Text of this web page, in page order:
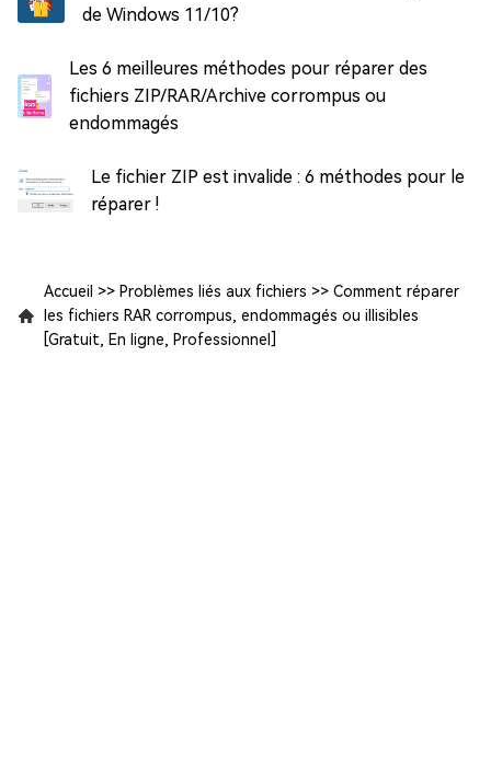
de Windows 11/10?
Les 6 meilleures méthodes pour réparer des
fichiers ZIP/RAR/Archive corrompus ou
endommagés
Le fichier ZIP est invalide : 6 méthodes pour le
réparer !
Accueil >> Problèmes liés aux fichiers >> Comment réparer
les fichiers RAR corrompus, endommagés ou illisibles
[Gratuit, En ligne, Professionnel]